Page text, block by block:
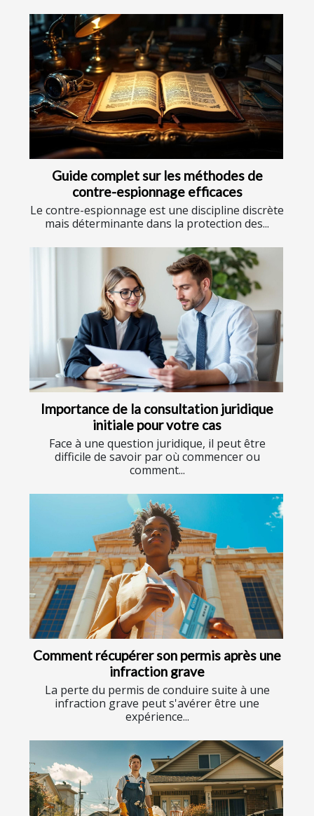
Guide complet sur les méthodes de
contre-espionnage efficaces
Le contre-espionnage est une discipline discrète
mais déterminante dans la protection des...
Importance de la consultation juridique
initiale pour votre cas
Face à une question juridique, il peut être
difficile de savoir par où commencer ou
comment...
Comment récupérer son permis après une
infraction grave
La perte du permis de conduire suite à une
infraction grave peut s'avérer être une
expérience...